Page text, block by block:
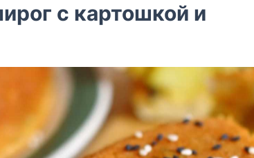
с картошкой и